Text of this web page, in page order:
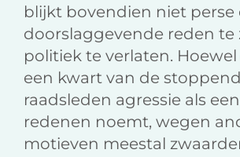
blijkt bovendien niet perse
doorslaggevende reden te
politiek te verlaten.
een kwart van de
raadsleden agressie als
redenen noemt, wegen
motieven meestal